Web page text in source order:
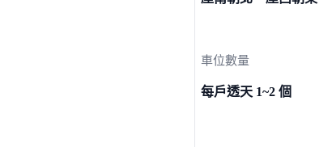
車位數量
每戶透天 1~2 個